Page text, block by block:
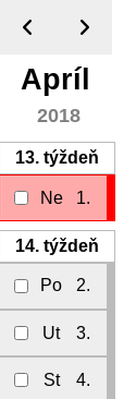
Apríl
2018
13.týždeň
Ne 1.
14.týždeň
Po 2.
Ut 3.
St 4.